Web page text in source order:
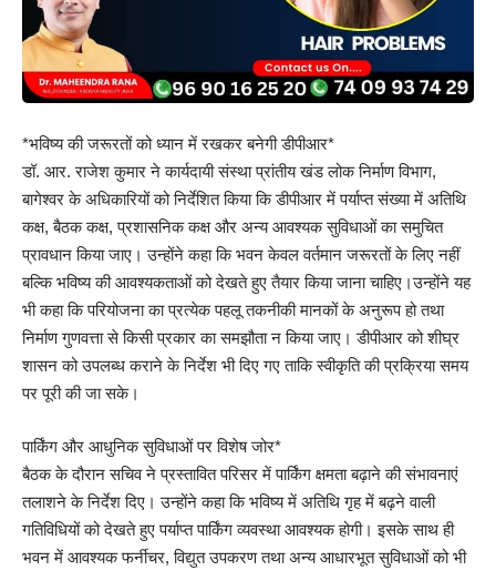
*भविष्य की जरूरतों को ध्यान में रखकर बनेगी डीपीआर*
डॉ. आर. राजेश कुमार ने कार्यदायी संस्था प्रांतीय खंड लोक निर्माण विभाग,
बागेश्वर के अधिकारियों को निर्देशित किया कि डीपीआर में पर्याप्त संख्या में अतिथि
कक्ष, बैठक कक्ष, प्रशासनिक कक्ष और अन्य आवश्यक सुविधाओं का समुचित
प्रावधान किया जाए। उन्होंने कहा कि भवन केवल वर्तमान जरूरतों के लिए नहीं
बल्कि भविष्य की आवश्यकताओं को देखते हुए तैयार किया जाना चाहिए।उन्होंने यह
भी कहा कि परियोजना का प्रत्येक पहलू तकनीकी मानकों के अनुरूप हो तथा
निर्माण गुणवत्ता से किसी प्रकार का समझौता न किया जाए। डीपीआर को शीघ्र
शासन को उपलब्ध कराने के निर्देश भी दिए गए ताकि स्वीकृति की प्रक्रिया समय
पर पूरी की जा सके।
पार्किंग और आधुनिक सुविधाओं पर विशेष जोर*
बैठक के दौरान सचिव ने प्रस्तावित परिसर में पार्किंग क्षमता बढ़ाने की संभावनाएं
तलाशने के निर्देश दिए। उन्होंने कहा कि भविष्य में अतिथि गृह में बढ़ने वाली
गतिविधियों को देखते हुए पर्याप्त पार्किंग व्यवस्था आवश्यक होगी। इसके साथ ही
भवन में आवश्यक फर्नीचर, विद्युत उपकरण तथा अन्य आधारभूत सुविधाओं को भी